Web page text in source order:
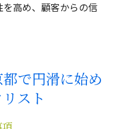
高め、顧客からの信
で円滑に始め
スト